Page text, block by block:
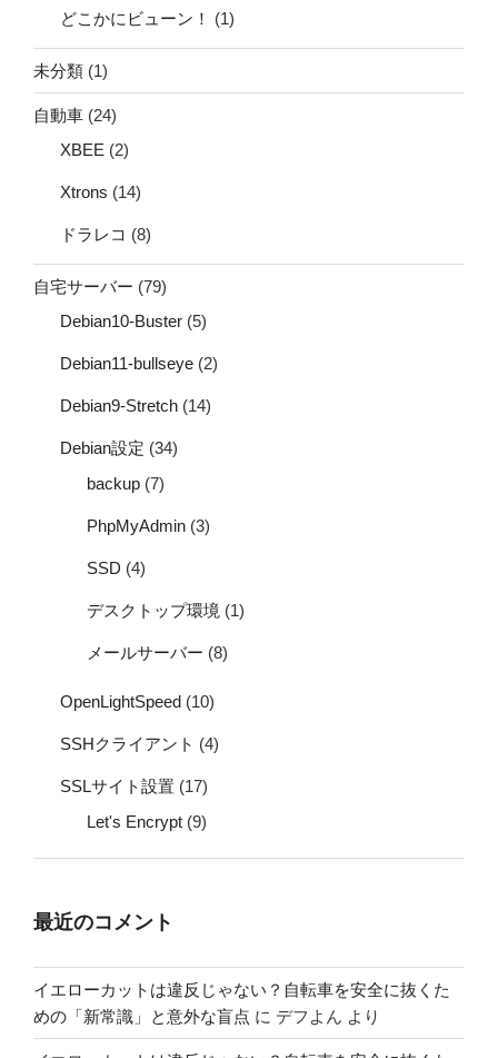
どこかにビューン！ (1)
未分類 (1)
自動車 (24)
XBEE (2)
Xtrons (14)
ドラレコ (8)
自宅サーバー (79)
Debian10-Buster (5)
Debian11-bullseye (2)
Debian9-Stretch (14)
Debian設定 (34)
backup (7)
PhpMyAdmin (3)
SSD (4)
デスクトップ環境 (1)
メールサーバー (8)
OpenLightSpeed (10)
SSHクライアント (4)
SSLサイト設置 (17)
Let's Encrypt (9)
最近のコメント
イエローカットは違反じゃない？自転車を安全に抜くた
めの「新常識」と意外な盲点 に デフよん より